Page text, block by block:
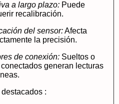
a largo plazo: Puede
recalibración.
del sensor:Afecta
la precisión.
de conexión: Sueltos o
generan lecturas
: